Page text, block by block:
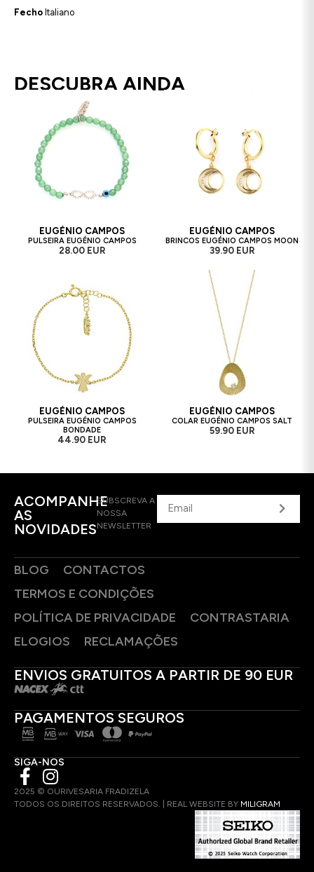
Fecho Italiano
DESCUBRA AINDA
EUGÉNIO CAMPOS
PULSEIRA EUGÉNIO CAMPOS
28.00 EUR
EUGÉNIO CAMPOS
BRINCOS EUGÉNIO CAMPOS MOON
39.90 EUR
EUGÉNIO CAMPOS
PULSEIRA EUGÉNIO CAMPOS
BONDADE
44.90 EUR
EUGÉNIO CAMPOS
COLAR EUGÉNIO CAMPOS SALT
59.90 EUR
ACOMPANHE
AS
NOVIDADES
SUBSCREVA A
NOSSA
NEWSLETTER
BLOG
CONTACTOS
TERMOS E CONDIÇÕES
POLÍTICA DE PRIVACIDADE
CONTRASTARIA
ELOGIOS
RECLAMAÇÕES
ENVIOS GRATUITOS A PARTIR DE 90 EUR
PAGAMENTOS SEGUROS
SIGA-NOS
2025 © OURIVESARIA FRADIZELA
TODOS OS DIREITOS RESERVADOS. | REAL WEBSITE BY MILIGRAM